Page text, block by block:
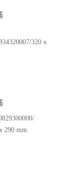
320 x
290 mm